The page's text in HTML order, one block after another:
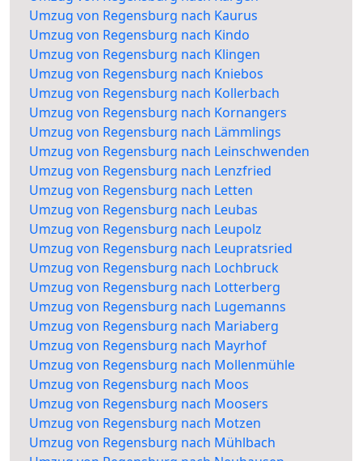
Umzug von Regensburg nach Kaurus
Umzug von Regensburg nach Kindo
Umzug von Regensburg nach Klingen
Umzug von Regensburg nach Kniebos
Umzug von Regensburg nach Kollerbach
Umzug von Regensburg nach Kornangers
Umzug von Regensburg nach Lämmlings
Umzug von Regensburg nach Leinschwenden
Umzug von Regensburg nach Lenzfried
Umzug von Regensburg nach Letten
Umzug von Regensburg nach Leubas
Umzug von Regensburg nach Leupolz
Umzug von Regensburg nach Leupratsried
Umzug von Regensburg nach Lochbruck
Umzug von Regensburg nach Lotterberg
Umzug von Regensburg nach Lugemanns
Umzug von Regensburg nach Mariaberg
Umzug von Regensburg nach Mayrhof
Umzug von Regensburg nach Mollenmühle
Umzug von Regensburg nach Moos
Umzug von Regensburg nach Moosers
Umzug von Regensburg nach Motzen
Umzug von Regensburg nach Mühlbach